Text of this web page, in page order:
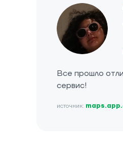
Все прошло
сервис!
источник: